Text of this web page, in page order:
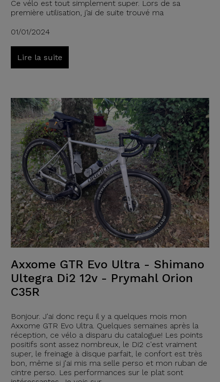
Ce vélo est tout simplement super. Lors de sa
première utilisation, j’ai de suite trouvé ma
01/01/2024
Lire la suite
Axxome GTR Evo Ultra - Shimano
Ultegra Di2 12v - Prymahl Orion
C35R
Bonjour. J'ai donc reçu il y a quelques mois mon
Axxome GTR Evo Ultra. Quelques semaines après la
réception, ce vélo a disparu du catalogue! Les points
positifs sont assez nombreux, le Di2 c'est vraiment
super, le freinage à disque parfait, le confort est très
bon, même si j'ai mis ma selle perso et mon ruban de
cintre perso. Les performances sur le plat sont